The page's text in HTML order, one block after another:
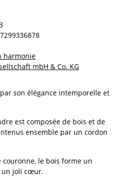
harmonie
mbH & Co. KG
son élégance intemporelle et
est composée de bois et de
ensemble par un cordon
le bois forme un
un joli cœur.